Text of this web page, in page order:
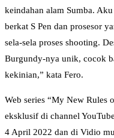
keindahan alam Sumba.
berkat S Pen dan prosesor
sela-sela proses shooting.
Burgundy-nya unik, cocok
kekinian,” kata Fero.
Web series “My New Rules
eksklusif di channel
4 April 2022 dan di Vidio